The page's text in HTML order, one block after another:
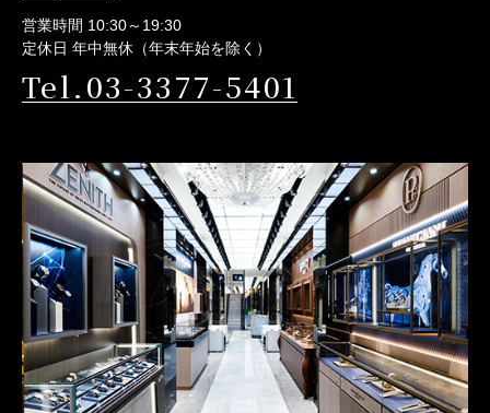
営業時間 10:30～19:30
定休日 年中無休（年末年始を除く）
Tel.03-3377-5401